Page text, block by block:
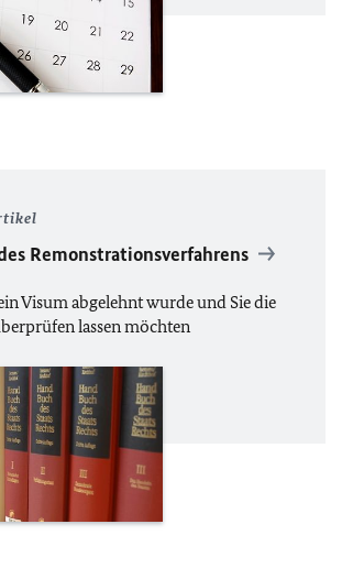
Remonstrationsverfahrens
Visum abgelehnt wurde und Sie die
lassen möchten